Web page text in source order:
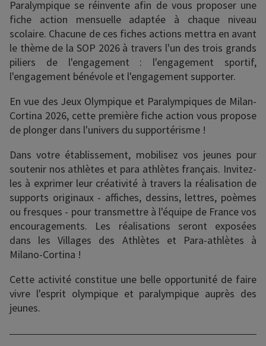
Paralympique se réinvente afin de vous proposer une
fiche action mensuelle adaptée à chaque niveau
scolaire. Chacune de ces fiches actions mettra en avant
le thème de la SOP 2026 à travers l'un des trois grands
piliers de l'engagement : l'engagement sportif,
l'engagement bénévole et l'engagement supporter.
En vue des Jeux Olympique et Paralympiques de Milan-
Cortina 2026, cette première fiche action vous propose
de plonger dans l'univers du supportérisme !
Dans votre établissement, mobilisez vos jeunes pour
soutenir nos athlètes et para athlètes français. Invitez-
les à exprimer leur créativité à travers la réalisation de
supports originaux - affiches, dessins, lettres, poèmes
ou fresques - pour transmettre à l'équipe de France vos
encouragements. Les réalisations seront exposées
dans les Villages des Athlètes et Para-athlètes à
Milano-Cortina !
Cette activité constitue une belle opportunité de faire
vivre l'esprit olympique et paralympique auprès des
jeunes.